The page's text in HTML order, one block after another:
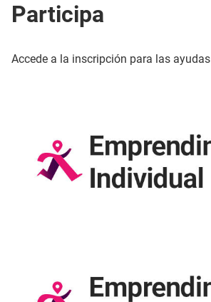
Participa
Accede a la inscripción para las ayudas